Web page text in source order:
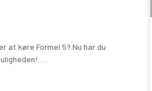
at køre Formel 5? Nu har du